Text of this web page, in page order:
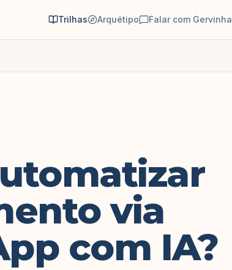
Trilhas Arquétipo Falar com Gervinha
via
com IA?